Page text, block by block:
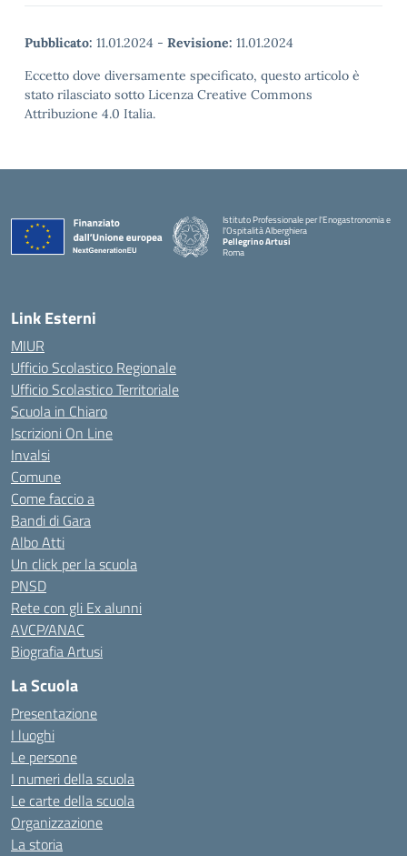
Pubblicato: 11.01.2024 - Revisione: 11.01.2024
Eccetto dove diversamente specificato, questo articolo è
stato rilasciato sotto Licenza Creative Commons
Attribuzione 4.0 Italia.
Istituto Professionale per l'Enogastronomia e
l'Ospitalità Alberghiera
Pellegrino Artusi
Roma
Link Esterni
MIUR
Ufficio Scolastico Regionale
Ufficio Scolastico Territoriale
Scuola in Chiaro
Iscrizioni On Line
Invalsi
Comune
Come faccio a
Bandi di Gara
Albo Atti
Un click per la scuola
PNSD
Rete con gli Ex alunni
AVCP/ANAC
Biografia Artusi
La Scuola
Presentazione
I luoghi
Le persone
I numeri della scuola
Le carte della scuola
Organizzazione
La storia